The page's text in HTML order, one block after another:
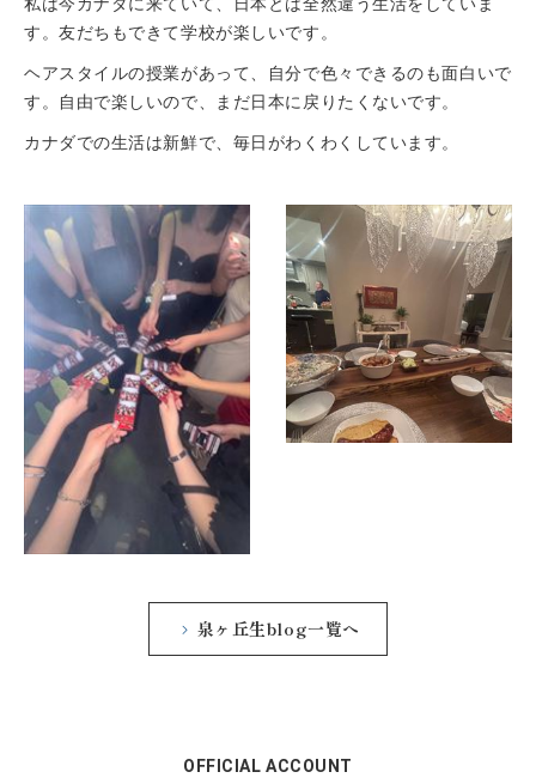
す。友だちもできて学校が楽しいです。
ヘアスタイルの授業があって、自分で色々できるのも面白いで
す。自由で楽しいので、まだ日本に戻りたくないです。
カナダでの生活は新鮮で、毎日がわくわくしています。
泉ヶ丘生blog一覧へ
OFFICIAL ACCOUNT